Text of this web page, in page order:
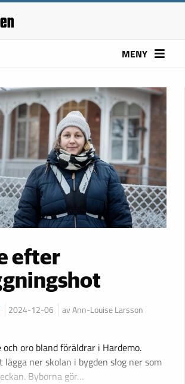
MENY
efter
2024-12-06 av Ann-Louise Larsson
och oro bland föräldrar i Hardemo.
lägga ner skolan i bygden slog ner som
Byborna gör…